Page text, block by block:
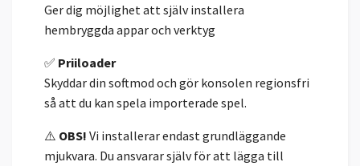
Ger dig möjlighet att själv installera
hembryggda appar och verktyg
✅ Priiloader
Skyddar din softmod och gör konsolen regionsfri
så att du kan spela importerade spel.
⚠️ OBS! Vi installerar endast grundläggande
mjukvara. Du ansvarar själv för att lägga till